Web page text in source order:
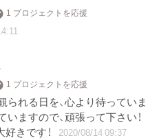
1 プロジェクトを応援
1 プロジェクトを応援
られる日を、心より待っていま
いますので、頑張って下さい！
好きです！
2020/08/14 09:37